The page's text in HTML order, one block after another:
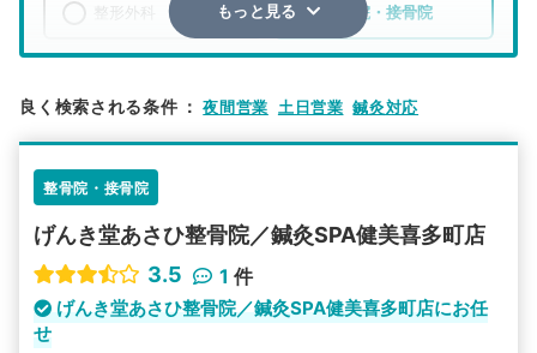
整骨院・接骨院
検索する
駅から探す 院名から探す
もっと見る
良く検索される条件 ： 夜間営業 土日営業 鍼灸対応
整骨院・接骨院
げんき堂あさひ整骨院／鍼灸SPA健美喜多町店
3.5
1 件
げんき堂あさひ整骨院／鍼灸SPA健美喜多町店にお任
せ